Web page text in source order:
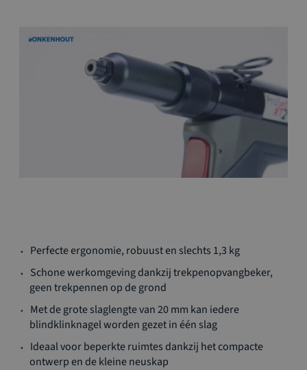
naar
het
begin
de
afbeeldingen-
gallerij
Perfecte ergonomie, robuust en slechts 1,3 kg
Schone werkomgeving dankzij trekpenopvangbeker,
geen trekpennen op de grond
Met de grote slaglengte van 20 mm kan iedere
blindklinknagel worden gezet in één slag
Ideaal voor beperkte ruimtes dankzij het compacte
ontwerp en de kleine neuskap